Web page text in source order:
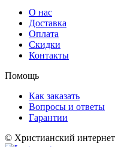
О нас
Доставка
Оплата
Скидки
Контакты
Помощь
Как заказать
Вопросы и ответы
Гарантии
© Христианский